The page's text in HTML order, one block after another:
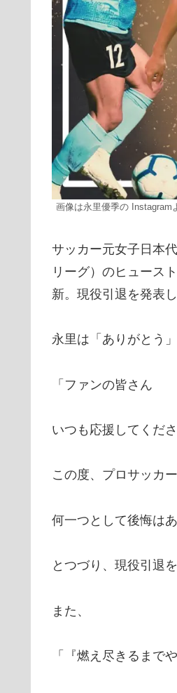
画像は永里優季の Instagram
サッカー元女子日本
リーグ）のヒュース
新。現役引退を発表し
永里は「ありがとう
「ファンの皆さん
いつも応援してくだ
この度、プロサッカ
何一つとして後悔は
とつづり、現役引退を
また、
「『燃え尽きるまで